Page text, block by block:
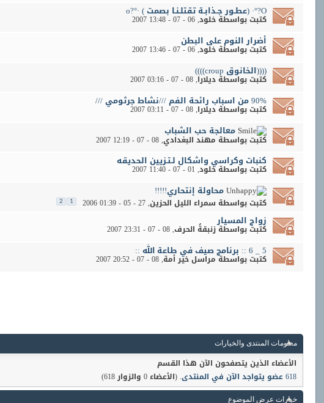
O?°· (عطـور جـذابـة تقتلـنـا بصمت ) ·°?o
كتبت بواسطةخلود‏, 06 - 07 - 2007 13:48
أضرار النوم على البطن
كتبت بواسطةخلود‏, 06 - 07 - 2007 13:46
((((الخانوق croup))))
كتبت بواسطةديلارا‏, 08 - 07 - 2007 03:16
90% من اسباب رائحة الفم ///نشاط جرثومي ///
كتبت بواسطةديلارا‏, 08 - 07 - 2007 03:11
معالجة حب الشباب
كتبت بواسطة مهند البغدادي‏, 08 - 07 - 2007 12:19
كنبات وكراسي واشكال لـتـزيين الحديقه
كتبت بواسطةخلود‏, 01 - 07 - 2007 11:40
محاولة إنتحاري!!!!!
كتبت بواسطة سمراء الليل الحزين‏, 27 - 05 - 2006 01:39
1
2
زواج المسيار
كتبت بواسطةزنبقةُ الحرف‏, 08 - 07 - 2007 23:31
5 _ 6 :: برنامج صيف في طاعة الله ::
كتبت بواسطةمراسل خير أمة‏, 08 - 07 - 2007 20:52
معلومات المنتدى والخيارات
الأعضاء الذين يتصفحون الآن هذا القسم
618 عضو يتواجد الآن في المنتدى
. (الأعضاء 0 والزوار 618)
خيارات عرض الموضوع